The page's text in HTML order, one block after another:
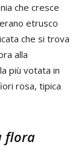
che cresce
etrusco
che si trova
alla
più votata in
rosa, tipica
flora